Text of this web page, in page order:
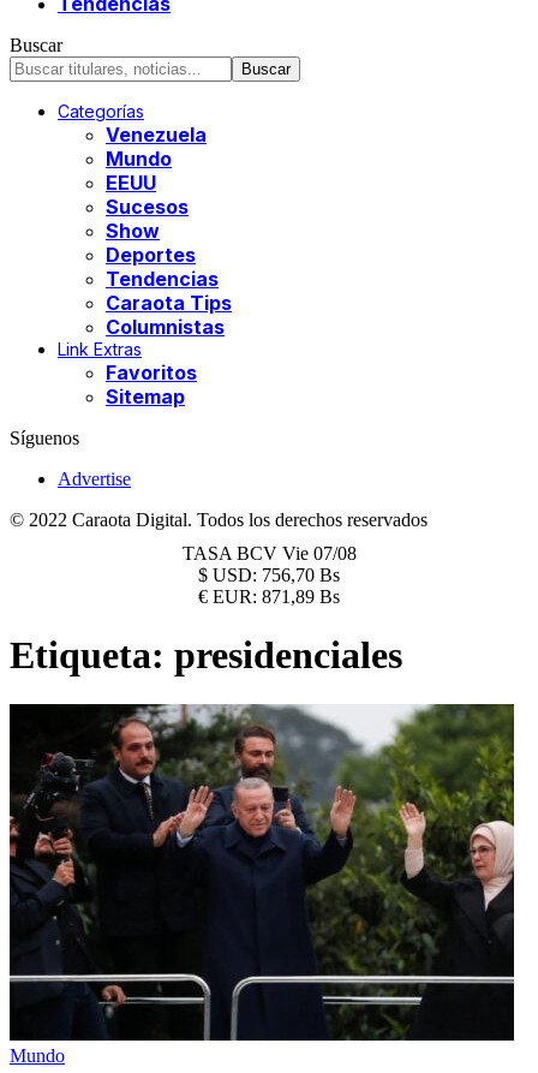
Buscar
Categorías
Venezuela
Mundo
EEUU
Sucesos
Show
Deportes
Tendencias
Caraota Tips
Columnistas
Link Extras
Favoritos
Sitemap
Síguenos
Advertise
© 2022 Caraota Digital. Todos los derechos reservados
TASA BCV Vie 07/08
$ USD: 756,70 Bs
€ EUR: 871,89 Bs
Etiqueta: presidenciales
Mundo